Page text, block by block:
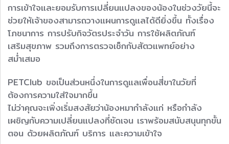
การเข้าใจและยอมรับการเปลี่ยนแปลงของน้องในช่วงวัยนี้จะ
ช่วยให้เจ้าของสามารถวางแผนการดูแลได้ดียิ่งขึ้น ทั้งเรื่อง
โภชนาการ การปรับกิจวัตรประจำวัน การใช้ผลิตภัณฑ์
เสริมสุขภาพ รวมถึงการตรวจเช็กกับสัตวแพทย์อย่าง
สม่ำเสมอ
PETClub ขอเป็นส่วนหนึ่งในการดูแลเพื่อนสี่ขาในวัยที่
ต้องการความใส่ใจมากขึ้น
ไม่ว่าคุณจะเพิ่งเริ่มสงสัยว่าน้องหมากำลังแก่ หรือกำลัง
เผชิญกับความเปลี่ยนแปลงที่ชัดเจน เราพร้อมสนับสนุนทุกขั้น
ตอน ด้วยผลิตภัณฑ์ บริการ และความเข้าใจ